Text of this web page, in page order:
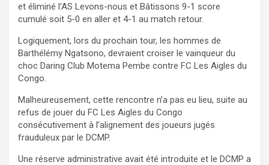
et éliminé l’AS Levons-nous et Bâtissons 9-1 score
cumulé soit 5-0 en aller et 4-1 au match retour.
Logiquement, lors du prochain tour, les hommes de
Barthélémy Ngatsono, devraient croiser le vainqueur du
choc Daring Club Motema Pembe contre FC Les Aigles du
Congo.
Malheureusement, cette rencontre n’a pas eu lieu, suite au
refus de jouer du FC Les Aigles du Congo
consécutivement à l’alignement des joueurs jugés
frauduleux par le DCMP.
Une réserve administrative avait été introduite et le DCMP a